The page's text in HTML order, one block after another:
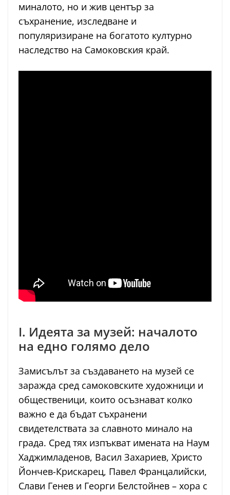
миналото, но и жив център за
съхранение, изследване и
популяризиране на богатото културно
наследство на Самоковския край.
I. Идеята за музей: началото
на едно голямо дело
Замисълът за създаването на музей се
заражда сред самоковските художници и
общественици, които осъзнават колко
важно е да бъдат съхранени
свидетелствата за славното минало на
града. Сред тях изпъкват имената на Наум
Хаджимладенов, Васил Захариев, Христо
Йончев-Крискарец, Павел Францалийски,
Слави Генев и Георги Белстойнев – хора с